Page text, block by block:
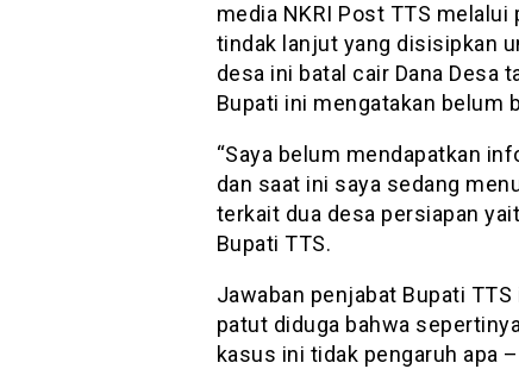
media NKRI Post TTS
tindak lanjut yang disisipkan
desa ini batal cair Dana Desa
Bupati ini mengatakan belum
“Saya belum mendapatkan
dan saat ini saya sedang
terkait dua desa persiapan
Bupati TTS.
Jawaban penjabat Bupati
patut diduga bahwa
kasus ini tidak pengaruh apa